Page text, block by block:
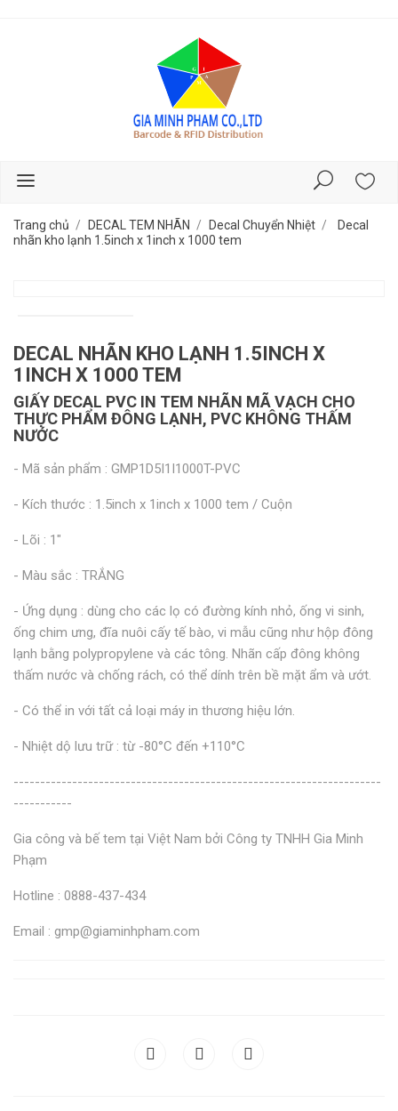
Trang chủ DECAL TEM NHÃN Decal Chuyển Nhiệt
Decal
nhãn kho lạnh 1.5inch x 1inch x 1000 tem
DECAL NHÃN KHO LẠNH 1.5INCH X
1INCH X 1000 TEM
GIẤY DECAL PVC IN TEM NHÃN MÃ VẠCH CHO
THỰC PHẨM ĐÔNG LẠNH, PVC KHÔNG THẤM
NƯỚC
- Mã sản phẩm : GMP1D5I1I1000T-PVC
- Kích thước : 1.5inch x 1inch x 1000 tem / Cuộn
- Lõi : 1"
- Màu sắc : TRẮNG
- Ứng dụng : dùng cho các lọ có đường kính nhỏ, ống vi sinh,
ống chim ưng, đĩa nuôi cấy tế bào, vi mẫu cũng như hộp đông
lạnh bằng polypropylene và các tông. Nhãn cấp đông không
thấm nước và chống rách, có thể dính trên bề mặt ẩm và ướt.
- Có thể in với tất cả loại máy in thương hiệu lớn.
- Nhiệt dộ lưu trữ : từ -80°C đến +110°C
---------------------------------------------------------------------
-----------
Gia công và bế tem tại Việt Nam bởi Công ty TNHH Gia Minh
Phạm
Hotline : 0888-437-434
Email : gmp@giaminhpham.com